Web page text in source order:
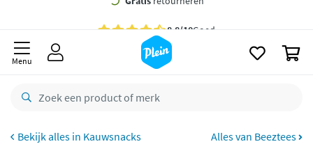
besteld,
retourneren
CO2 neutraal
Menu
Kauwsnacks Alles van Beeztees